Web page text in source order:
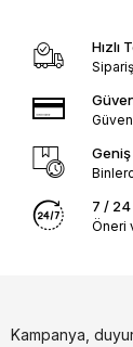
Hızlı
7 / 24
Öneri
Kampanya,